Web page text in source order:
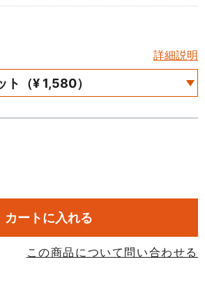
詳細説明
カートに入れる
この商品について問い合わせる